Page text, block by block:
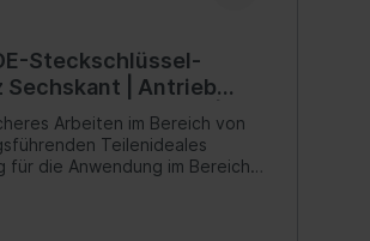
Steckschlüssel-
Sechskant | Antrieb
10 mm (3/8") | SW
Arbeiten im Bereich von
Teilenideales
für die Anwendung im Bereich